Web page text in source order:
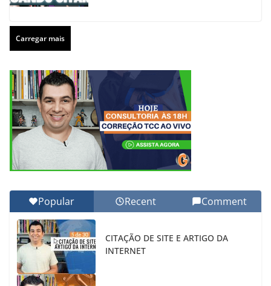
Carregar mais
Popular Recent Comment
CITAÇÃO DE SITE E ARTIGO DA
INTERNET